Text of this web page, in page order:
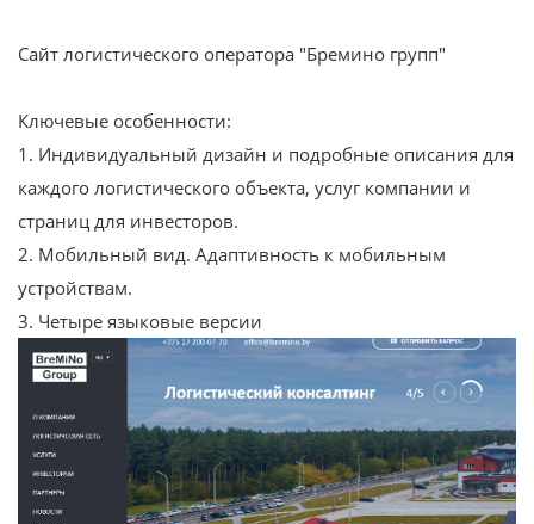
Сайт логистического оператора "Бремино групп"
Ключевые особенности:
1. Индивидуальный дизайн и подробные описания для
каждого логистического объекта, услуг компании и
страниц для инвесторов.
2. Мобильный вид. Адаптивность к мобильным
устройствам.
3. Четыре языковые версии